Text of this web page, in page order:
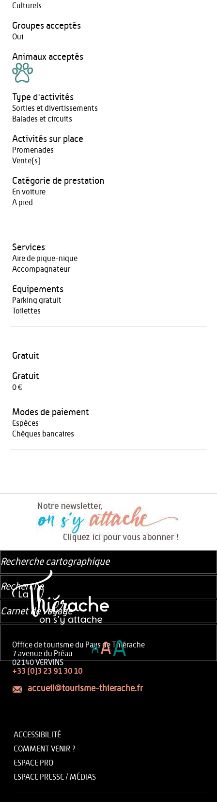
Culturels
Groupes acceptés
Oui
Animaux acceptés
Type d'activités
Sorties et divertissements
Balades et circuits
Activités sur place
Promenades
Vente(s)
Catégorie de prestation
En voiture
A pied
Services
Aire de pique-nique
Accompagnateur
Equipements
Parking gratuit
Toilettes
Gratuit
Gratuit
0 €
Modes de paiement
Espèces
Chèques bancaires
Office de tourisme du Pays de Thiérache
7 avenue du Préau
02140 VERVINS
+33 (0)3 23 91 30 10
accueil@tourisme-thierache.fr
ACCESSIBILITÉ
COMMENT VENIR ?
ESPACE PRO
ESPACE PRESSE / MÉDIAS
Recherche cartographique
Recherche
Carnet de voyage
AAA